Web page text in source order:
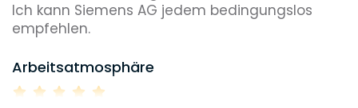
Ich kann Siemens AG jedem bedingungslos
empfehlen.
Arbeitsatmosphäre